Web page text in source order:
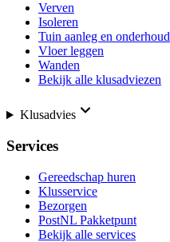
Verven
Isoleren
Tuin aanleg en onderhoud
Vloer leggen
Wanden
Bekijk alle klusadviezen
Klusadvies
Services
Gereedschap huren
Klusservice
Bezorgen
PostNL Pakketpunt
Bekijk alle services